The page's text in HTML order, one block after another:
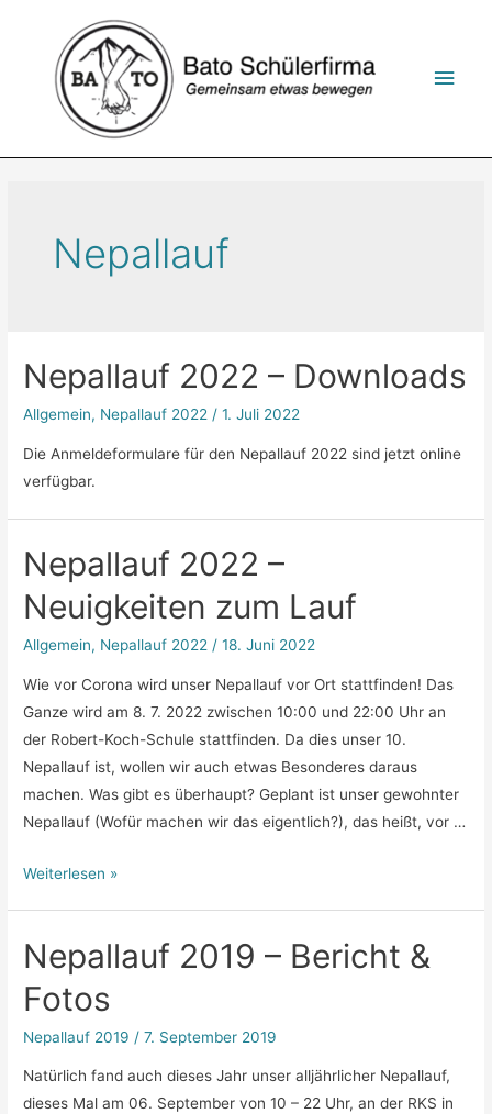
springen
Nepallauf
Nepallauf 2022 – Downloads
Allgemein, Nepallauf 2022 /1. Juli 2022
Die Anmeldeformulare für den Nepallauf 2022 sind jetzt online
verfügbar.
Nepallauf 2022 –
Neuigkeiten zum Lauf
Allgemein, Nepallauf 2022 /18. Juni 2022
Wie vor Corona wird unser Nepallauf vor Ort stattfinden! Das
Ganze wird am 8. 7. 2022 zwischen 10:00 und 22:00 Uhr an
der Robert-Koch-Schule stattfinden. Da dies unser 10.
Nepallauf ist, wollen wir auch etwas Besonderes daraus
machen. Was gibt es überhaupt? Geplant ist unser gewohnter
Nepallauf (Wofür machen wir das eigentlich?), das heißt, vor …
Nepallauf
Neuigkeiten
Lauf
Weiterlesen »
Nepallauf 2019 – Bericht &
Fotos
Nepallauf 2019 /7. September 2019
Natürlich fand auch dieses Jahr unser alljährlicher Nepallauf,
dieses Mal am 06. September von 10 – 22 Uhr, an der RKS in